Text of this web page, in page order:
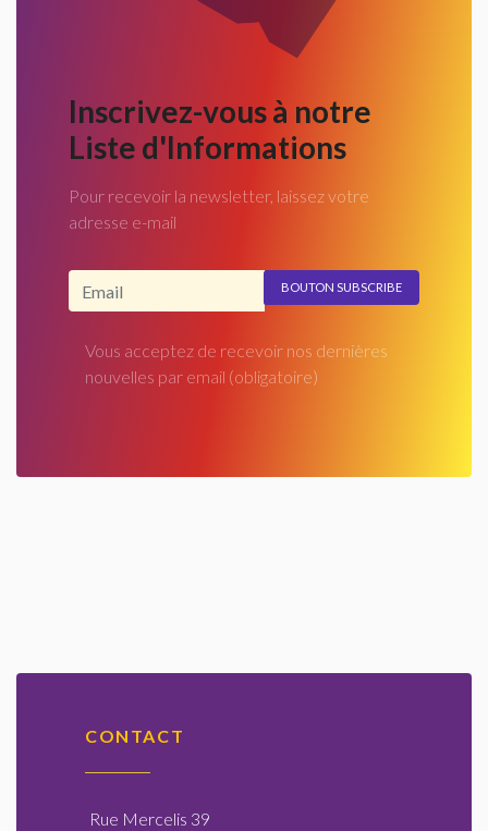
Inscrivez-vous à notre
Liste d'Informations
Pour recevoir la newsletter, laissez votre
adresse e-mail
Adresse email...
Vous acceptez de recevoir nos dernières
nouvelles par email (obligatoire)
CONTACT
Rue Mercelis 39